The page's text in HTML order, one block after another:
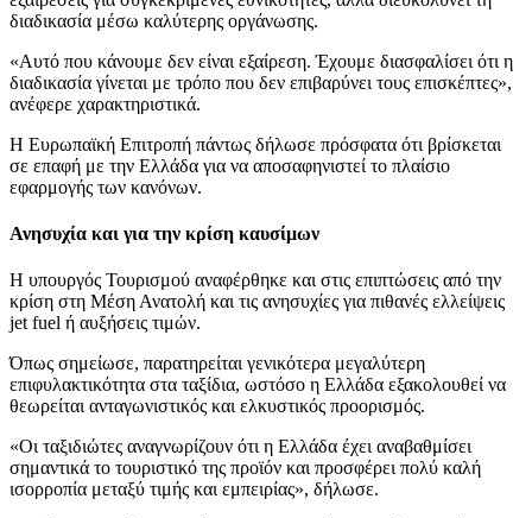
διαδικασία μέσω καλύτερης οργάνωσης.
«Αυτό που κάνουμε δεν είναι εξαίρεση. Έχουμε διασφαλίσει ότι η
διαδικασία γίνεται με τρόπο που δεν επιβαρύνει τους επισκέπτες»,
ανέφερε χαρακτηριστικά.
Η Ευρωπαϊκή Επιτροπή πάντως δήλωσε πρόσφατα ότι βρίσκεται
σε επαφή με την Ελλάδα για να αποσαφηνιστεί το πλαίσιο
εφαρμογής των κανόνων.
Ανησυχία και για την κρίση καυσίμων
Η υπουργός Τουρισμού αναφέρθηκε και στις επιπτώσεις από την
κρίση στη Μέση Ανατολή και τις ανησυχίες για πιθανές ελλείψεις
jet fuel ή αυξήσεις τιμών.
Όπως σημείωσε, παρατηρείται γενικότερα μεγαλύτερη
επιφυλακτικότητα στα ταξίδια, ωστόσο η Ελλάδα εξακολουθεί να
θεωρείται ανταγωνιστικός και ελκυστικός προορισμός.
«Οι ταξιδιώτες αναγνωρίζουν ότι η Ελλάδα έχει αναβαθμίσει
σημαντικά το τουριστικό της προϊόν και προσφέρει πολύ καλή
ισορροπία μεταξύ τιμής και εμπειρίας», δήλωσε.